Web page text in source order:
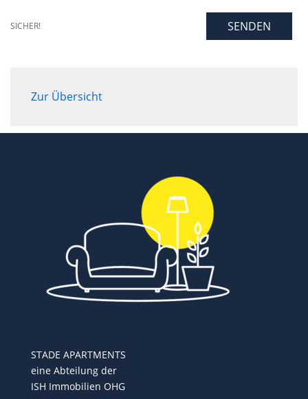
SICHER! SENDEN
Zur Übersicht
STADE APARTMENTS
eine Abteilung der
ISH Immobilien OHG